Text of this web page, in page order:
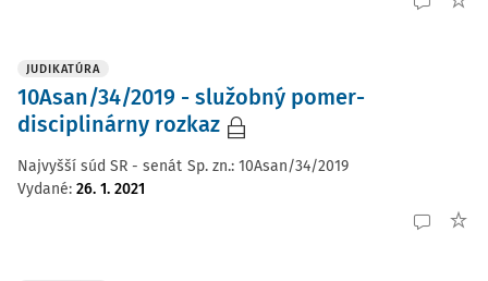
JUDIKATÚRA
10Asan/34/2019 - služobný pomer-
disciplinárny rozkaz
Najvyšší súd SR - senát Sp. zn.: 10Asan/34/2019
Vydané: 26. 1. 2021